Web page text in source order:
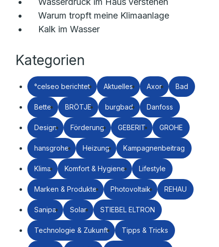
Warum tropft meine Klimaanlage
Kalk im Wasser
Kategorien
°celseo berichtet Aktuelles Axor Bad
Bette BRÖTJE burgbad Danfoss
Design Förderung GEBERIT GROHE
hansgrohe Heizung Kampagnenbeitrag
Klima Komfort & Hygiene Lifestyle
Marken & Produkte Photovoltaik REHAU
Sanipa Solar STIEBEL ELTRON
Technologie & Zukunft Tipps & Tricks